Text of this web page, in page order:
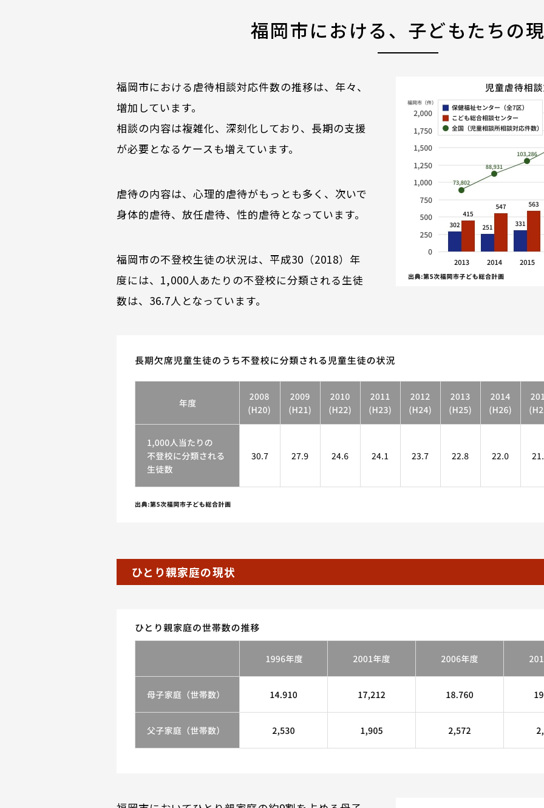
福岡市における、子どもたちの
福岡市における虐待相談対応件数の推移は、年々、
増加しています。
相談の内容は複雑化、深刻化しており、長期の支援
が必要となるケースも増えています。
虐待の内容は、心理的虐待がもっとも多く、次いで
身体的虐待、放任虐待、性的虐待となっています。
福岡市の不登校生徒の状況は、平成30（2018）年
度には、1,000人あたりの不登校に分類される生徒
数は、36.7人となっています。
ひとり親家庭の現状